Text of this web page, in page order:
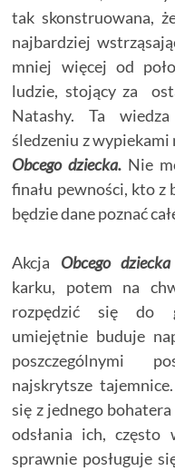
tak skonstruowana,
najbardziej
mniej więcej od
ludzie, stojący za
Natashy. Ta
śledzeniu z
Obcego dziecka. Nie
finału pewności, kto z
będzie dane poznać
Akcja Obcego dziecka
karku, potem na
rozpędzić się do
umiejętnie buduje
poszczególnymi
najskrytsze
się z jednego
odsłania ich, często
sprawnie posługuje